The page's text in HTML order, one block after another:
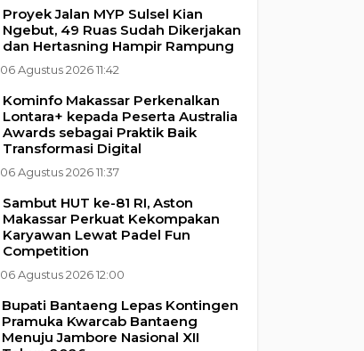
Proyek Jalan MYP Sulsel Kian
Ngebut, 49 Ruas Sudah Dikerjakan
dan Hertasning Hampir Rampung
06 Agustus 2026 11:42
Kominfo Makassar Perkenalkan
Lontara+ kepada Peserta Australia
Awards sebagai Praktik Baik
Transformasi Digital
06 Agustus 2026 11:37
Sambut HUT ke-81 RI, Aston
Makassar Perkuat Kekompakan
Karyawan Lewat Padel Fun
Competition
06 Agustus 2026 12:00
Bupati Bantaeng Lepas Kontingen
Pramuka Kwarcab Bantaeng
Menuju Jambore Nasional XII